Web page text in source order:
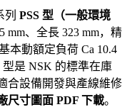
列 PSS 型（一般環境
mm、全長 323 mm，精
本動額定負荷 Ca 10.4
型是 NSK 的標準在庫
設備開發與產線維修
尺寸圖面 PDF 下載。